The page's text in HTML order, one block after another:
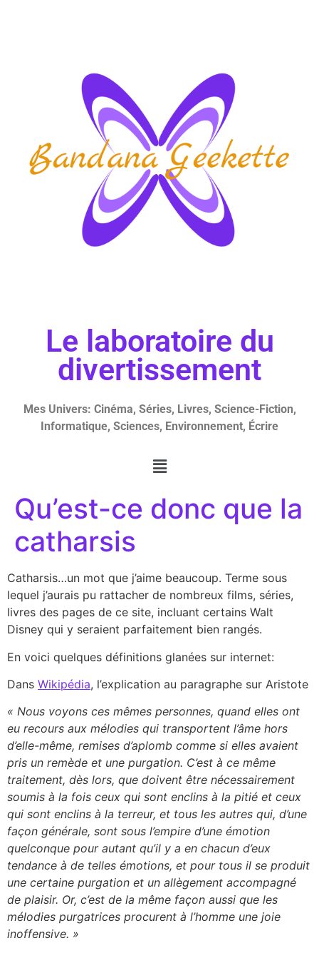
Le laboratoire du
divertissement
Mes Univers: Cinéma, Séries, Livres, Science-Fiction,
Informatique, Sciences, Environnement, Écrire
Qu’est-ce donc que la
catharsis
Catharsis…un mot que j’aime beaucoup. Terme sous
lequel j’aurais pu rattacher de nombreux films, séries,
livres des pages de ce site, incluant certains Walt
Disney qui y seraient parfaitement bien rangés.
En voici quelques définitions glanées sur internet:
Dans Wikipédia, l’explication au paragraphe sur Aristote
« Nous voyons ces mêmes personnes, quand elles ont
eu recours aux mélodies qui transportent l’âme hors
d’elle-même, remises d’aplomb comme si elles avaient
pris un remède et une purgation. C’est à ce même
traitement, dès lors, que doivent être nécessairement
soumis à la fois ceux qui sont enclins à la pitié et ceux
qui sont enclins à la terreur, et tous les autres qui, d’une
façon générale, sont sous l’empire d’une émotion
quelconque pour autant qu’il y a en chacun d’eux
tendance à de telles émotions, et pour tous il se produit
une certaine purgation et un allègement accompagné
de plaisir. Or, c’est de la même façon aussi que les
mélodies purgatrices procurent à l’homme une joie
inoffensive. »